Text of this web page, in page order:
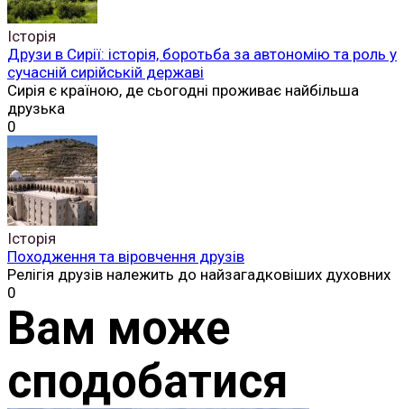
Історія
Друзи в Сирії: історія, боротьба за автономію та роль у
сучасній сирійській державі
Сирія є країною, де сьогодні проживає найбільша
друзька
0
Історія
Походження та віровчення друзів
Релігія друзів належить до найзагадковіших духовних
0
Вам може
сподобатися